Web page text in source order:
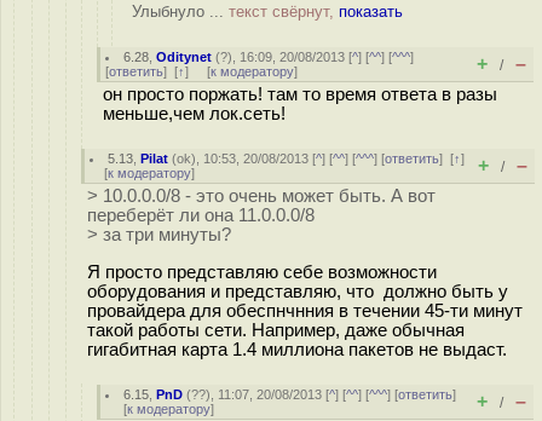
Улыбнуло ... текст свёрнут, показать
6.28 ,Oditynet (?), 16:09, 20/08/2013 [^] [^^] [^^^]
[ответить] [↑] [к модератору] + / –
он просто поржать! там то время ответа в разы
меньше,чем лок.сеть!
5.13 ,Pilat (ok), 10:53, 20/08/2013 [^] [^^] [^^^] [ответить][↑]
[к модератору] + / –
> 10.0.0.0/8 - это очень может быть. А вот
переберёт ли она 11.0.0.0/8
> за три минуты?
Я просто представляю себе возможности
оборудования и представляю, что должно быть у
провайдера для обеспнчнния в течении 45-ти минут
такой работы сети. Например, даже обычная
гигабитная карта 1.4 миллиона пакетов не выдаст.
6.15 ,PnD (??), 11:07, 20/08/2013 [^] [^^] [^^^] [ответить]
[к модератору] + / –